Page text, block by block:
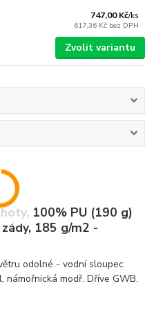
747,00 Kč/ks
617,36 Kč bez DPH
Zvolit variantu
100% PU (190 g)
185 g/m2 -
odolné - vodní sloupec
námořnická modř. Dříve GWB.